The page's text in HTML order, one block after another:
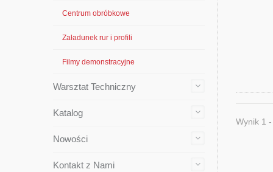
Centrum obróbkowe
Załadunek rur i profili
Filmy demonstracyjne
Warsztat Techniczny
Katalog
Nowości
Kontakt z Nami
Wynik 1